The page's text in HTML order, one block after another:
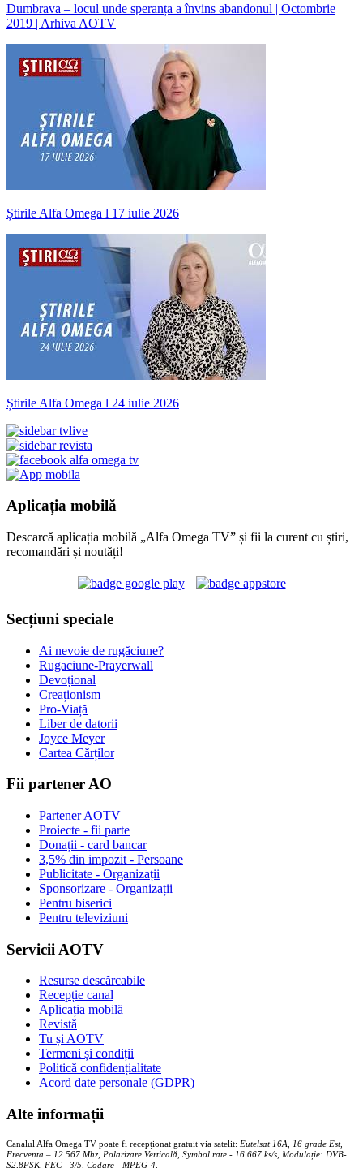
Dumbrava – locul unde speranța a învins abandonul | Octombrie
2019 | Arhiva AOTV
Știrile Alfa Omega l 17 iulie 2026
Știrile Alfa Omega l 24 iulie 2026
Aplicația mobilă
Descarcă aplicația mobilă „Alfa Omega TV” și fii la curent cu știri,
recomandări și noutăți!
Secțiuni speciale
Ai nevoie de rugăciune?
Rugaciune-Prayerwall
Devoțional
Creaționism
Pro-Viață
Liber de datorii
Joyce Meyer
Cartea Cărților
Fii partener AO
Partener AOTV
Proiecte - fii parte
Donații - card bancar
3,5% din impozit - Persoane
Publicitate - Organizații
Sponsorizare - Organizații
Pentru biserici
Pentru televiziuni
Servicii AOTV
Resurse descărcabile
Recepție canal
Aplicația mobilă
Revistă
Tu și AOTV
Termeni și condiții
Politică confidențialitate
Acord date personale (GDPR)
Alte informații
Canalul Alfa Omega TV poate fi recepționat gratuit via satelit: Eutelsat 16A, 16 grade Est,
Frecventa – 12.567 Mhz, Polarizare Verticală, Symbol rate - 16.667 ks/s, Modulație: DVB-
S2,8PSK, FEC - 3/5, Codare - MPEG-4